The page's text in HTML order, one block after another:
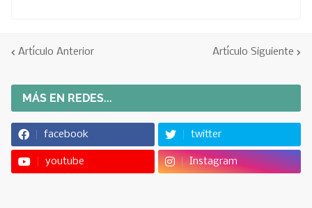
Artículo Anterior Artículo Siguiente
MÁS EN REDES...
facebook twitter
youtube Instagram